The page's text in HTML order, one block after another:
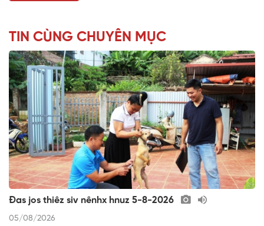
TIN CÙNG CHUYÊN MỤC
Đas jos thiêz siv nênhx hnuz 5-8-2026
05/08/2026